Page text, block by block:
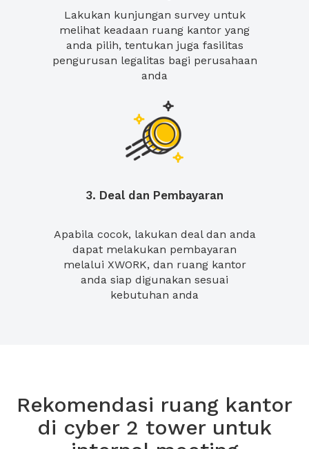
Lakukan kunjungan survey untuk
melihat keadaan ruang kantor yang
anda pilih, tentukan juga fasilitas
pengurusan legalitas bagi perusahaan
anda
3. Deal dan Pembayaran
Apabila cocok, lakukan deal dan anda
dapat melakukan pembayaran
melalui XWORK, dan ruang kantor
anda siap digunakan sesuai
kebutuhan anda
Rekomendasi ruang kantor
di cyber 2 tower untuk